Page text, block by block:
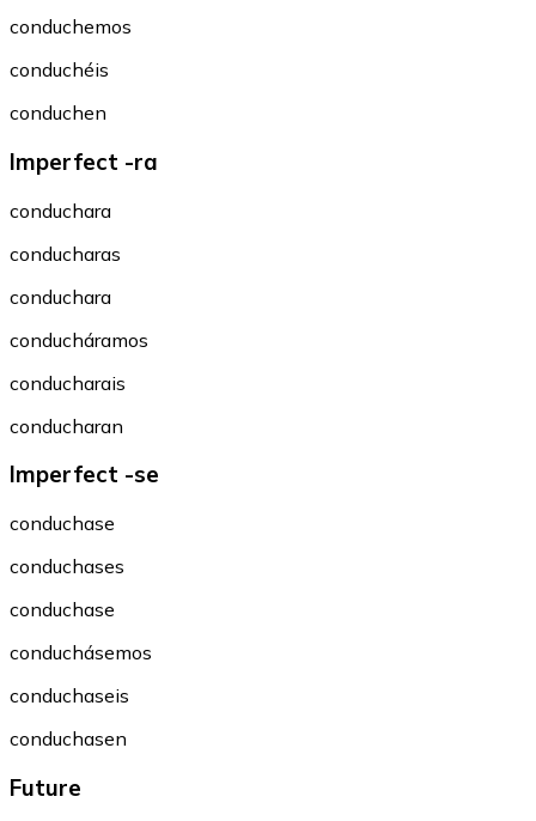
conduchemos
conduchéis
conduchen
Imperfect -ra
conduchara
conducharas
conduchara
conducháramos
conducharais
conducharan
Imperfect -se
conduchase
conduchases
conduchase
conduchásemos
conduchaseis
conduchasen
Future